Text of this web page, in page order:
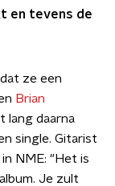
en tevens de
ze een
Brian
lang daarna
single. Gitarist
NME: "Het is
Je zult